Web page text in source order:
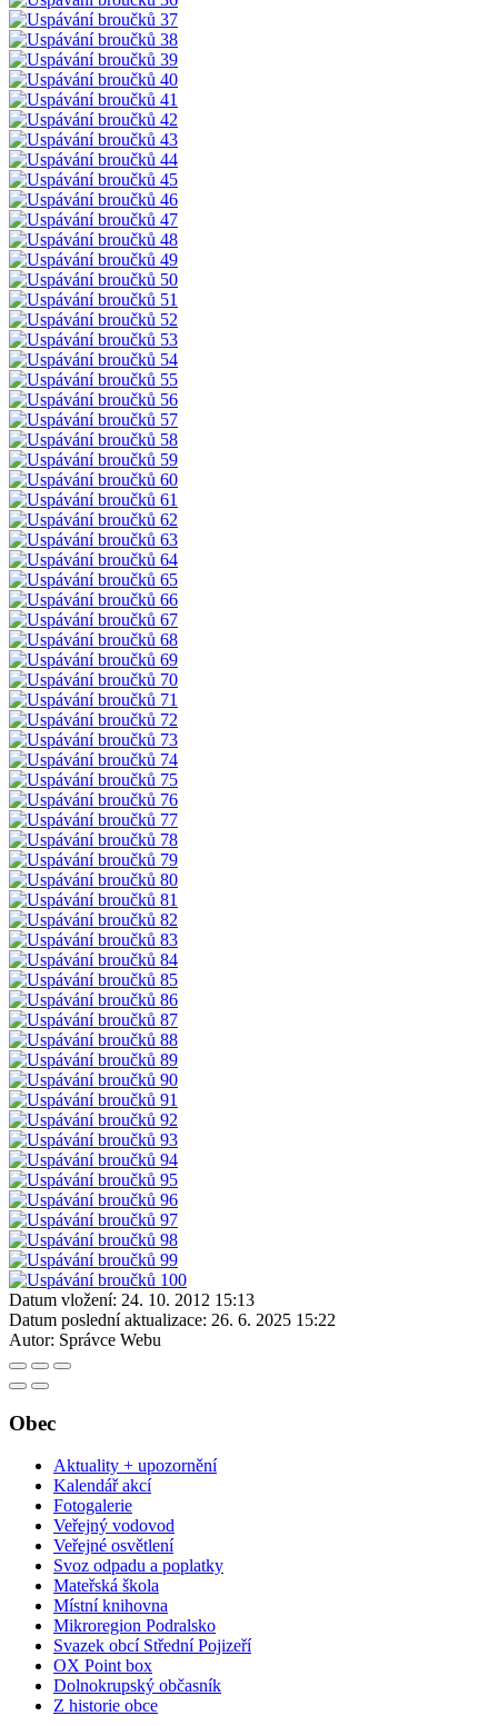
Datum vložení: 24. 10. 2012 15:13
Datum poslední aktualizace: 26. 6. 2025 15:22
Autor: Správce Webu
Obec
Aktuality + upozornění
Kalendář akcí
Fotogalerie
Veřejný vodovod
Veřejné osvětlení
Svoz odpadu a poplatky
Mateřská škola
Místní knihovna
Mikroregion Podralsko
Svazek obcí Střední Pojizeří
OX Point box
Dolnokrupský občasník
Z historie obce